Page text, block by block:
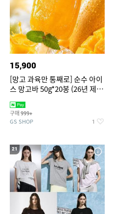
15,900
[망고 과육만 통째로] 순수 아이
스 망고바 50g*20봉 (26년 제
구매 999+
GS SHOP 1
21